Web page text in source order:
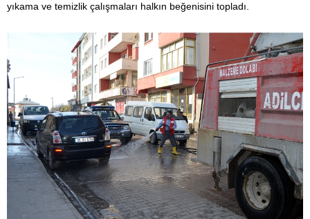
yıkama ve temizlik çalışmaları halkın beğenisini topladı.